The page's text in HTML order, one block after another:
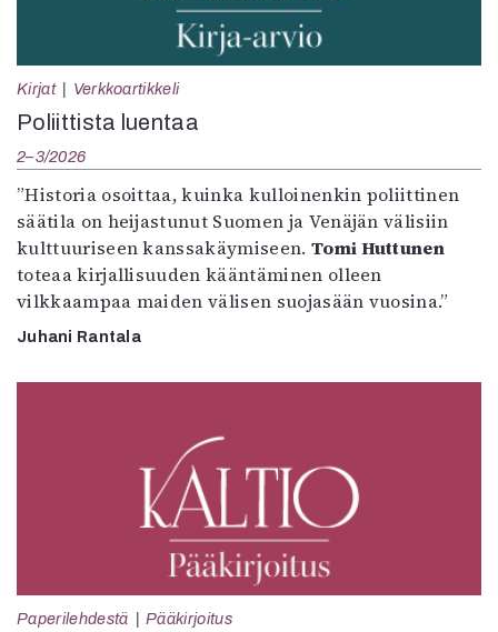
Kirjat Verkkoartikkeli
Poliittista luentaa
2–3/2026
”Historia osoittaa, kuinka kulloinenkin poliittinen
säätila on heijastunut Suomen ja Venäjän välisiin
kulttuuriseen kanssakäymiseen. Tomi Huttunen
toteaa kirjallisuuden kääntäminen olleen
vilkkaampaa maiden välisen suojasään vuosina.”
Juhani Rantala
Paperilehdestä Pääkirjoitus